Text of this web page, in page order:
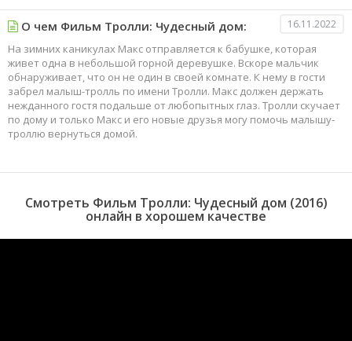
О чем Фильм Тролли: Чудесный дом: 16.11.2022
На зимних каникулах Макс отправляется к бабушке, которая
живет одна в небольшой горной деревушке. Вскоре мальчик
обнаруживает, что он не один в своей комнате. К нему в гости
забрел малыш-тролль по имени Тролли. Макс должен держать
нежданного гостя подальше от любопытных глаз. Тролли скучает
по дому и только Макс и его новые друзья могу помочь малышу-
троллю вернуться домой.
Смотреть Фильм Тролли: Чудесный дом (2016)
онлайн в хорошем качестве